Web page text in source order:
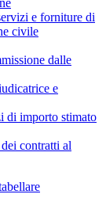
e forniture di
civile
dalle
e
di importo stimato
contratti al